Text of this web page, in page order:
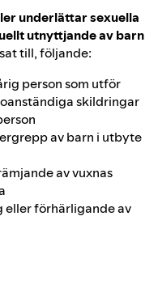
underlättar sexuella
utnyttjande av barn
till, följande:
person som utför
skildringar
av barn i utbyte
av vuxnas
eller förhärligande av